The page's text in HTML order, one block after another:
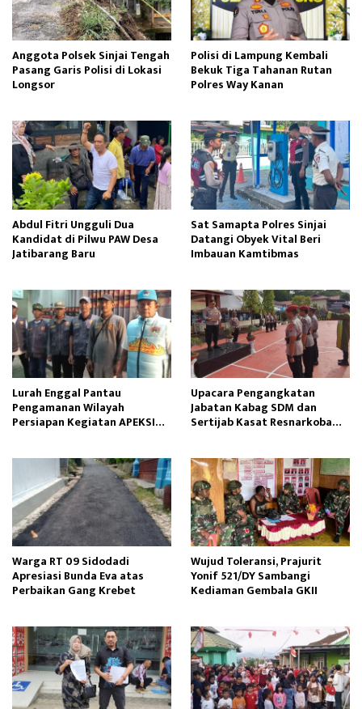
Anggota Polsek Sinjai Tengah
Pasang Garis Polisi di Lokasi
Longsor
Polisi di Lampung Kembali
Bekuk Tiga Tahanan Rutan
Polres Way Kanan
Abdul Fitri Ungguli Dua
Kandidat di Pilwu PAW Desa
Jatibarang Baru
Sat Samapta Polres Sinjai
Datangi Obyek Vital Beri
Imbauan Kamtibmas
Lurah Enggal Pantau
Pengamanan Wilayah
Persiapan Kegiatan APEKSI
Upacara Pengangkatan
Jabatan Kabag SDM dan
Sertijab Kasat Resnarkoba
Warga RT 09 Sidodadi
Apresiasi Bunda Eva atas
Perbaikan Gang Krebet
Wujud Toleransi, Prajurit
Yonif 521/DY Sambangi
Kediaman Gembala GKII